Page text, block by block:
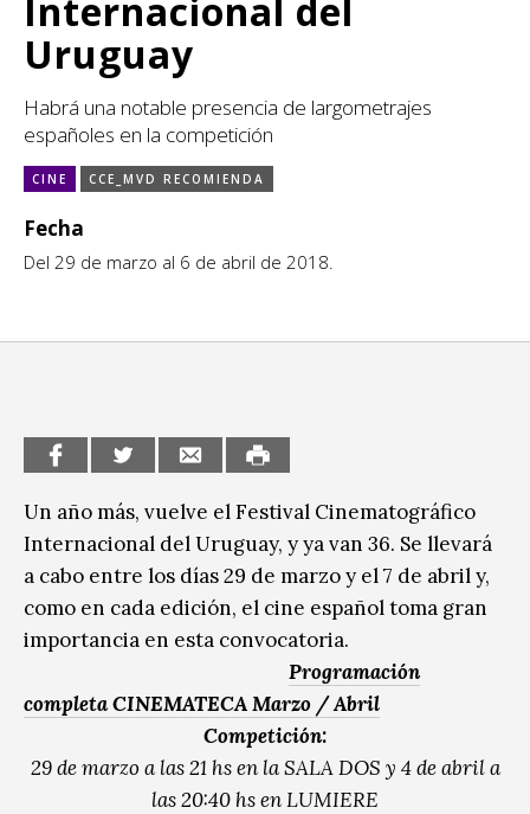
CCE en el interior/libros
Espacio itinerante de lectura infantil
Escénicas
Exposiciones
Formación
Género y Diversidad
Letras
Internacional del
Uruguay
Habrá una notable presencia de largometrajes
españoles en la competición
CINE CCE_MVD RECOMIENDA
Fecha
Del 29 de marzo al 6 de abril de 2018.
Un año más, vuelve el Festival Cinematográfico
Internacional del Uruguay, y ya van 36. Se llevará
a cabo entre los días 29 de marzo y el 7 de abril y,
como en cada edición, el cine español toma gran
importancia en esta convocatoria.
Programación
completa CINEMATECA Marzo / Abril
Competición:
29 de marzo a las 21 hs en la SALA DOS y 4 de abril a
las 20:40 hs en LUMIERE